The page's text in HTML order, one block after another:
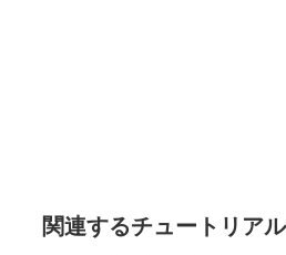
関連するチュートリア